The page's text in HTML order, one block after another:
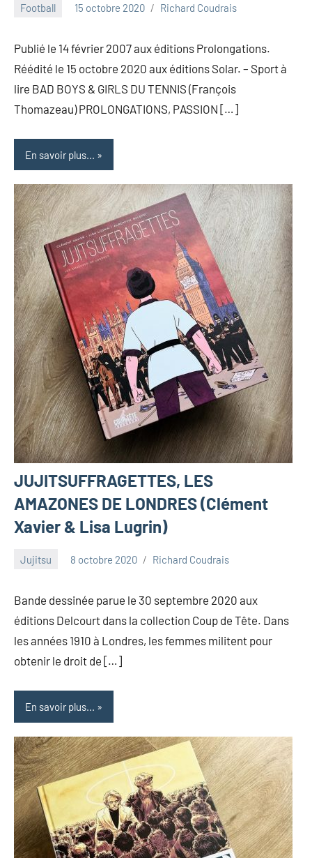
Football 15 octobre 2020 Richard Coudrais
Publié le 14 février 2007 aux éditions Prolongations.
Réédité le 15 octobre 2020 aux éditions Solar. – Sport à
lire BAD BOYS & GIRLS DU TENNIS (François
Thomazeau) PROLONGATIONS, PASSION […]
En savoir plus...
JUJITSUFFRAGETTES, LES
AMAZONES DE LONDRES (Clément
Xavier & Lisa Lugrin)
Jujitsu 8 octobre 2020 Richard Coudrais
Bande dessinée parue le 30 septembre 2020 aux
éditions Delcourt dans la collection Coup de Tête. Dans
les années 1910 à Londres, les femmes militent pour
obtenir le droit de […]
En savoir plus...